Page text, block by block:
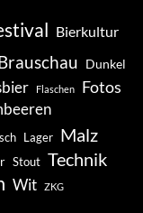
Bierkultur
Dunkel
Flaschen Fotos
Lager Malz
Stout Technik
Wit ZKG